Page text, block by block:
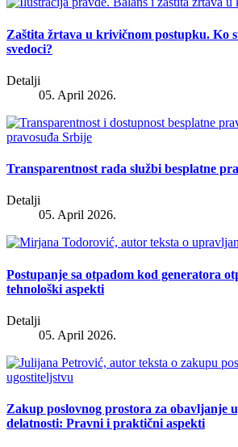
Zaštita žrtava u krivičnom postupku. Ko
svedoci?
Detalji
05. April 2026.
Transparentnost rada službi besplatne
Detalji
05. April 2026.
Postupanje sa otpadom kod generatora
tehnološki aspekti
Detalji
05. April 2026.
Zakup poslovnog prostora za obavljanje
delatnosti: Pravni i praktični aspekti